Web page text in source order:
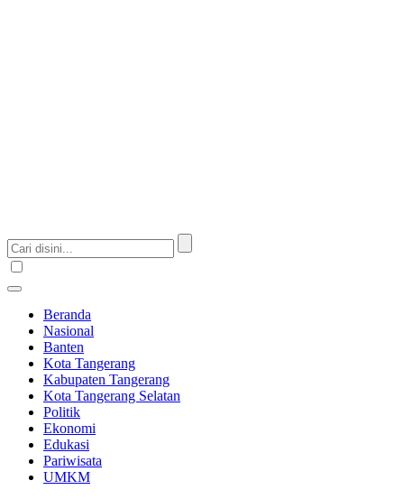
Beranda
Nasional
Banten
Kota Tangerang
Kabupaten Tangerang
Kota Tangerang Selatan
Politik
Ekonomi
Edukasi
Pariwisata
UMKM